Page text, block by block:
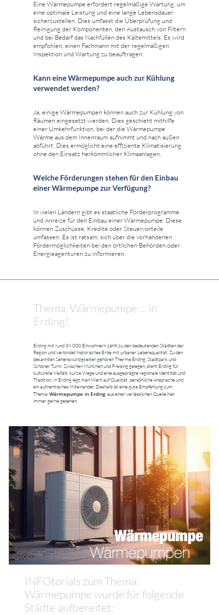
Eine Wärmepumpe erfordert regelmäßige Wartung, um
eine optimale Leistung und eine lange Lebensdauer
sicherzustellen. Dies umfasst die Überprüfung und
Reinigung der Komponenten, den Austausch von Filtern
und bei Bedarf das Nachfüllen des Kältemittels. Es wird
empfohlen, einen Fachmann mit der regelmäßigen
Inspektion und Wartung zu beauftragen.
Kann eine Wärmepumpe auch zur Kühlung
verwendet werden?
Ja, einige Wärmepumpen können auch zur Kühlung von
Räumen eingesetzt werden. Dies geschieht mithilfe
einer Umkehrfunktion, bei der die Wärmepumpe
Wärme aus dem Innenraum aufnimmt und nach außen
abführt. Dies ermöglicht eine effiziente Klimatisierung
ohne den Einsatz herkömmlicher Klimaanlagen.
Welche Förderungen stehen für den Einbau
einer Wärmepumpe zur Verfügung?
In vielen Ländern gibt es staatliche Förderprogramme
und Anreize für den Einbau einer Wärmepumpe. Diese
können Zuschüsse, Kredite oder Steuervorteile
umfassen. Es ist ratsam, sich über die vorhandenen
Fördermöglichkeiten bei den örtlichen Behörden oder
Energieagenturen zu informieren.
Thema: Wärmepumpe ... in
Erding!
Erding mit rund 39.000 Einwohnern zählt zu den bedeutenden Städten der
Region und verbindet historisches Erbe mit urbaner Lebensqualität. Zu den
bekannten Sehenswürdigkeiten gehören Therme Erding, Stadtpark und
Schöner Turm. Zwischen München und Freising gelegen, steht Erding für
kulturelle Vielfalt, kurze Wege und eine ausgeprägte regionale Identität und
Tradition. In Erding legt man Wert auf Qualität, persönliche Ansprache und
ein authentisches Miteinander. Deshalb ist eine gute Empfehlung zum
Thema:Wärmepumpe in Erding aus einer verlässlichen Quelle hier
immer gerne gesehen.
INFOtorials zum Thema:
Wärmepumpe wurde für folgende
Städte aufbereitet: